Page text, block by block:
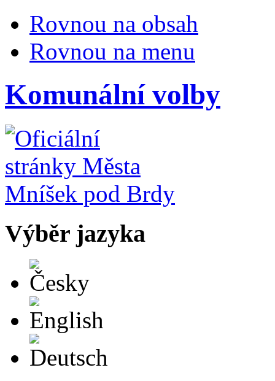
Rovnou na obsah
Rovnou na menu
Komunální volby
Výběr jazyka